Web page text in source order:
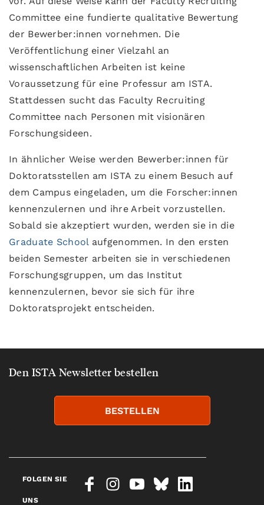
Committee eine fundierte qualitative Bewertung
der Bewerber:innen vornehmen. Die
Veröffentlichung einer Vielzahl an
wissenschaftlichen Arbeiten ist keine
Voraussetzung für eine Professur am ISTA.
Stattdessen sucht das Faculty Recruiting
Committee nach Personen mit visionären
Forschungsideen.
In ähnlicher Weise werden Bewerber:innen für
Doktoratsstellen am ISTA zu einem Besuch auf
dem Campus eingeladen, um die Forscher:innen
kennenzulernen und ihre Arbeit vorzustellen.
Sobald sie akzeptiert wurden, werden sie in die
Graduate Schoolaufgenommen. In den ersten
beiden Semester arbeiten sie in verschiedenen
Forschungsgruppen, um das Institut
kennenzulernen, bevor sie sich für ihre
Doktoratsprojekt entscheiden.
Den ISTA Newsletter bestellen
BESTELLEN
FOLGEN SIE
UNS